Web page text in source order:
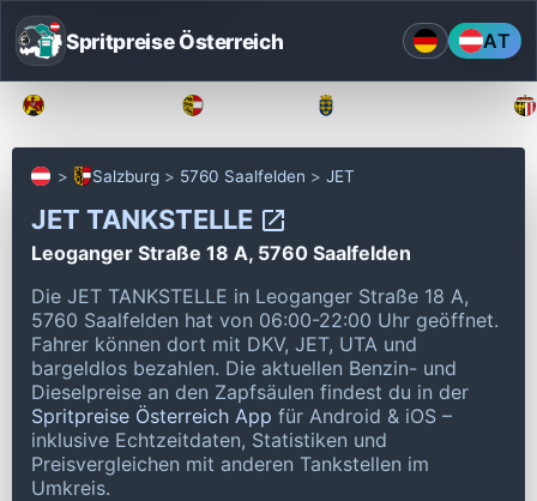
Spritpreise Österreich AT
Salzburg 5760 Saalfelden JET
JET TANKSTELLE
Leoganger Straße 18 A, 5760 Saalfelden
Die JET TANKSTELLE in Leoganger Straße 18 A,
5760 Saalfelden hat von 06:00-22:00 Uhr geöffnet.
Fahrer können dort mit DKV, JET, UTA und
bargeldlos bezahlen. Die aktuellen Benzin- und
Dieselpreise an den Zapfsäulen findest du in der
Spritpreise Österreich App für Android & iOS –
inklusive Echtzeitdaten, Statistiken und
Preisvergleichen mit anderen Tankstellen im
Umkreis.